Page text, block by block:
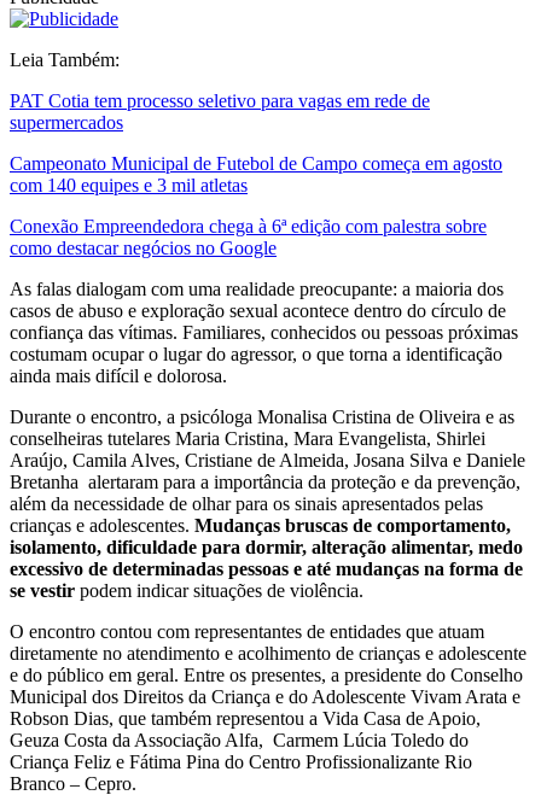
Leia Também:
PAT Cotia tem processo seletivo para vagas em rede de
supermercados
Campeonato Municipal de Futebol de Campo começa em agosto
com 140 equipes e 3 mil atletas
Conexão Empreendedora chega à 6ª edição com palestra sobre
como destacar negócios no Google
As falas dialogam com uma realidade preocupante: a maioria dos
casos de abuso e exploração sexual acontece dentro do círculo de
confiança das vítimas. Familiares, conhecidos ou pessoas próximas
costumam ocupar o lugar do agressor, o que torna a identificação
ainda mais difícil e dolorosa.
Durante o encontro, a psicóloga Monalisa Cristina de Oliveira e as
conselheiras tutelares Maria Cristina, Mara Evangelista, Shirlei
Araújo, Camila Alves, Cristiane de Almeida, Josana Silva e Daniele
Bretanha alertaram para a importância da proteção e da prevenção,
além da necessidade de olhar para os sinais apresentados pelas
crianças e adolescentes. Mudanças bruscas de comportamento,
isolamento, dificuldade para dormir, alteração alimentar, medo
excessivo de determinadas pessoas e até mudanças na forma de
se vestir podem indicar situações de violência.
O encontro contou com representantes de entidades que atuam
diretamente no atendimento e acolhimento de crianças e adolescente
e do público em geral. Entre os presentes, a presidente do Conselho
Municipal dos Direitos da Criança e do Adolescente Vivam Arata e
Robson Dias, que também representou a Vida Casa de Apoio,
Geuza Costa da Associação Alfa, Carmem Lúcia Toledo do
Criança Feliz e Fátima Pina do Centro Profissionalizante Rio
Branco – Cepro.